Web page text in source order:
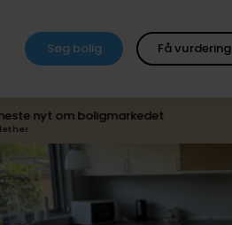
Søg bolig Få vurdering
nyt om boligmarkedet
her